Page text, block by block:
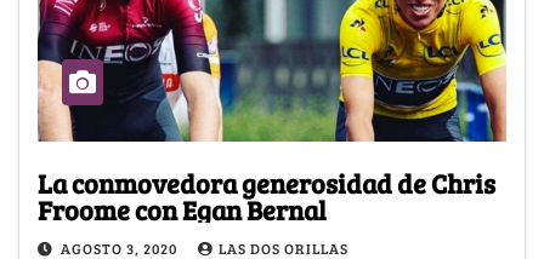
La conmovedora generosidad de Chris
Froome con Egan Bernal
AGOSTO 3, 2020 LAS DOS ORILLAS